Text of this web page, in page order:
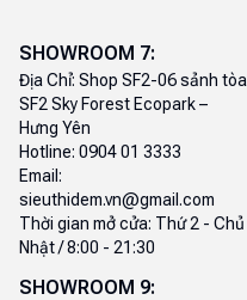
SHOWROOM 7:
Địa Chỉ: Shop SF2-06 sảnh tòa
SF2 Sky Forest Ecopark –
Hưng Yên
Hotline: 0904 01 3333
Email:
sieuthidem.vn@gmail.com
Thời gian mở cửa: Thứ 2 - Chủ
Nhật / 8:00 - 21:30
SHOWROOM 9: